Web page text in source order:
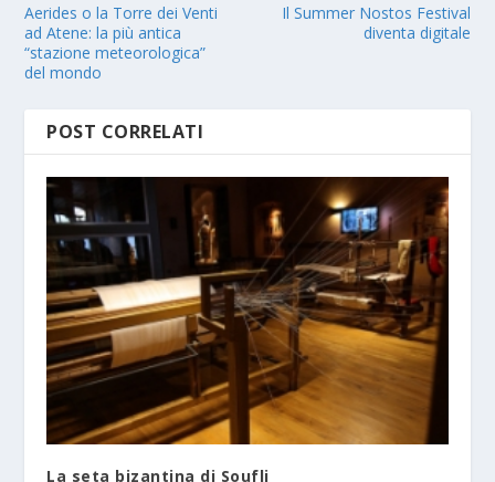
Aerides o la Torre dei Venti
ad Atene: la più antica
“stazione meteorologica”
del mondo
Il Summer Nostos Festival
diventa digitale
POST CORRELATI
La seta bizantina di Soufli